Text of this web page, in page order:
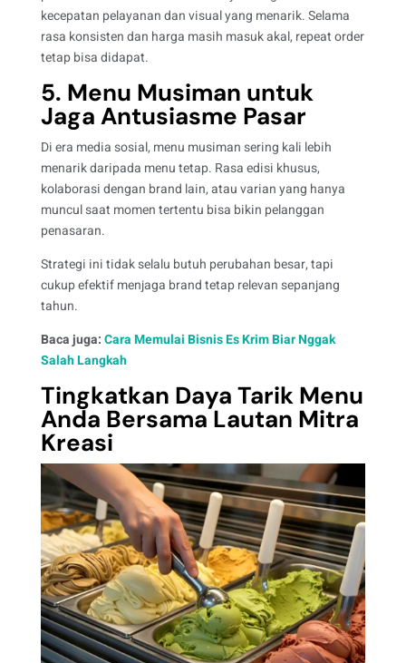
kecepatan pelayanan dan visual yang menarik. Selama
rasa konsisten dan harga masih masuk akal, repeat order
tetap bisa didapat.
5. Menu Musiman untuk
Jaga Antusiasme Pasar
Di era media sosial, menu musiman sering kali lebih
menarik daripada menu tetap. Rasa edisi khusus,
kolaborasi dengan brand lain, atau varian yang hanya
muncul saat momen tertentu bisa bikin pelanggan
penasaran.
Strategi ini tidak selalu butuh perubahan besar, tapi
cukup efektif menjaga brand tetap relevan sepanjang
tahun.
Baca juga:Cara Memulai Bisnis Es Krim Biar Nggak
Salah Langkah
Tingkatkan Daya Tarik Menu
Anda Bersama Lautan Mitra
Kreasi